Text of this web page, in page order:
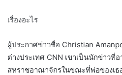
เรื่องอะไร
ผู้ประกาศข่าวชื่อ Christian
ต่างประเทศ CNN เขาเป็นนักข่าวที่
สหราชอาณาจักรในขณะที่พ่อของเธ